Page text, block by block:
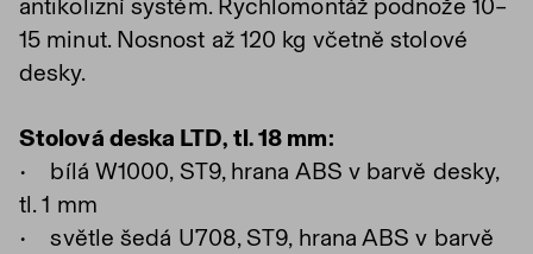
15 minut. Nosnost až 120 kg včetně stolové
desky.
Stolová deska LTD, tl. 18 mm:
• bílá W1000, ST9, hrana ABS v barvě desky,
tl. 1 mm
• světle šedá U708, ST9, hrana ABS v barvě